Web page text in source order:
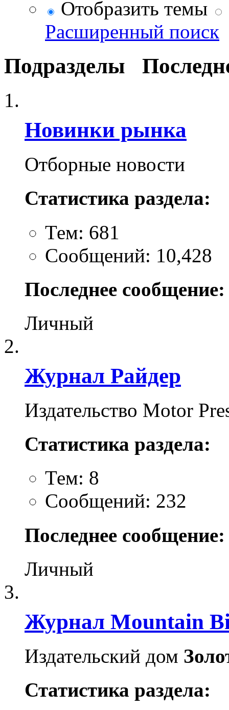
Отобразить темы
Расширенный поиск
Подразделы
Новинки рынка
Отборные новости
Статистика раздела:
Тем: 681
Сообщений: 10,428
Последнее сообщение:
Личный
Журнал Райдер
Издательство Motor
Статистика раздела:
Тем: 8
Сообщений: 232
Последнее сообщение:
Личный
Журнал Mountain
Издательский дом
Статистика раздела: